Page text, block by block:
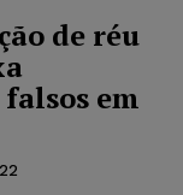
de réu
em